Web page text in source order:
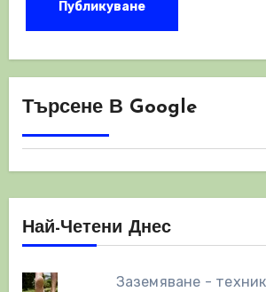
Търсене В Google
Най-Четени Днес
Заземяване -